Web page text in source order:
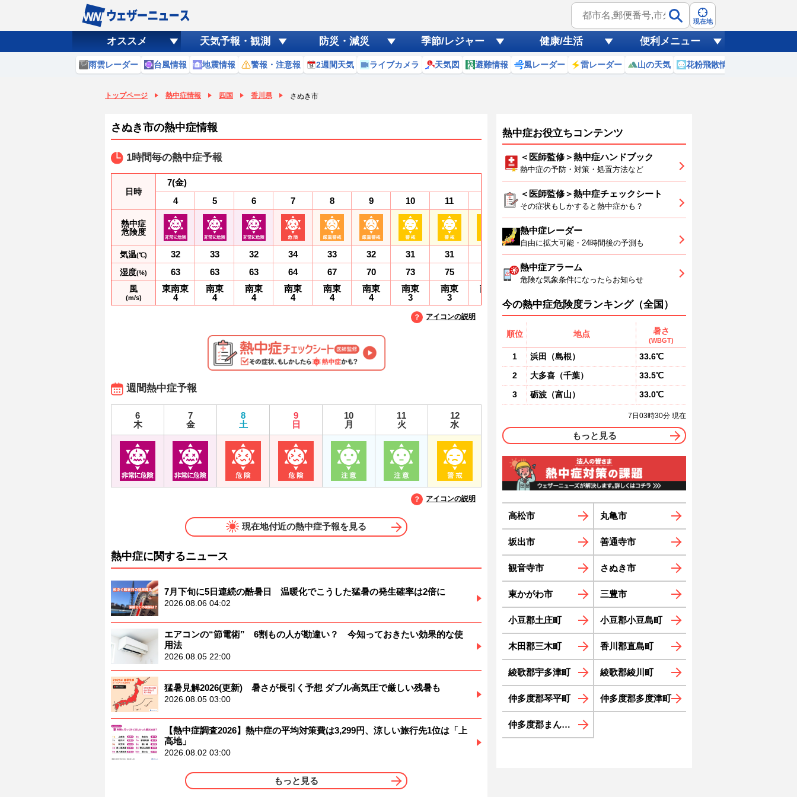
現在地
オススメ 天気予報・観測 防災・減災 季節/レジャー 健康/生活 便利メニュー
雨雲レーダー 台風情報 地震情報 警報・注意報 2週間天気 ライブカメラ 天気図 避難情報 風レーダー 雷レーダー 山の天気 花粉飛散情報
トップページ 熱中症情報 四国 香川県 さぬき市
さぬき市の熱中症情報
1時間毎の熱中症予報
日時
熱中症
危険度
気温(℃)
湿度(%)
風
(m/s)
7(金)
4
32
63
東南東
4
5
33
63
南東
4
6
32
63
南東
4
7
34
64
南東
4
8
33
67
南東
4
9
32
70
南東
4
10
31
73
南東
3
11
31
75
南東
3
南東
13
30
78
3
14
30
79
3
15
29
29
17
29
81
アイコンの説明
週間熱中症予報
6
木
7
金
8
土
9
日
10
月
11
火
12
水
アイコンの説明
現在地付近の熱中症予報を見る
熱中症に関するニュース
7月下旬に5日連続の酷暑日 温暖化でこうした猛暑の発生確率は2倍に
2026.08.06 04:02
エアコンの“節電術” 6割もの人が勘違い？ 今知っておきたい効果的な使
用法
2026.08.05 22:00
猛暑見解2026(更新) 暑さが長引く予想 ダブル高気圧で厳しい残暑も
2026.08.05 03:00
【熱中症調査2026】熱中症の平均対策費は3,299円、涼しい旅行先1位は「上
高地」
2026.08.02 03:00
もっと見る
熱中症お役立ちコンテンツ
＜医師監修＞熱中症ハンドブック
熱中症の予防・対策・処置方法など
＜医師監修＞熱中症チェックシート
その症状もしかすると熱中症かも？
熱中症レーダー
自由に拡大可能・24時間後の予測も
熱中症アラーム
危険な気象条件になったらお知らせ
今の熱中症危険度ランキング（全国）
順位 地点 暑さ
(WBGT)
1 浜田 （島根）
33.6℃
2
大多喜 （千葉）
33.5℃
3
砺波 （富山） 33.0℃
7日03時30分 現在
もっと見る
高松市 丸亀市
坂出市 善通寺市
観音寺市 さぬき市
東かがわ市 三豊市
小豆郡土庄町 小豆郡小豆島町
木田郡三木町 香川郡直島町
綾歌郡宇多津町 綾歌郡綾川町
仲多度郡琴平町 仲多度郡多度津町
仲多度郡まんのう町